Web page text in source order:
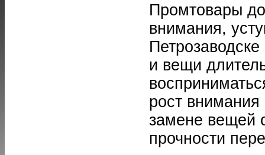
Промтовары
внимания,
и вещи
рост внимания
замене вещей
прочности